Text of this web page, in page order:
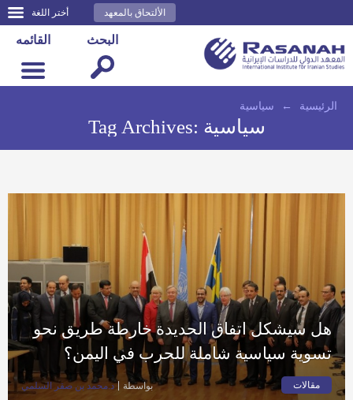
أختر اللغة الألتحاق بالمعهد
القائمه البحث
الرئيسية ← سياسية
Tag Archives: سياسية
هل سيشكل اتفاق الحديدة خارطة طريق نحو
تسوية سياسية شاملة للحرب في اليمن؟
مقالات بواسطة د.محمد بن صقر السلمي